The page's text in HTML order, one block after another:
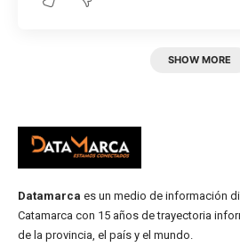
SHOW MORE
Datamarca es un medio de información
Catamarca con 15 años de trayectoria
de la provincia, el país y el mundo.